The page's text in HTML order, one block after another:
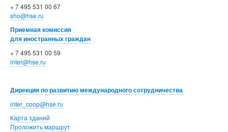
+ 7 495 531 00 67
sho@hse.ru
Приемная комиссия
для иностранных граждан
+ 7 495 531 00 59
inter@hse.ru
Дирекция по развитию международного сотрудничества
inter_coop@hse.ru
Карта зданий
Проложить маршрут